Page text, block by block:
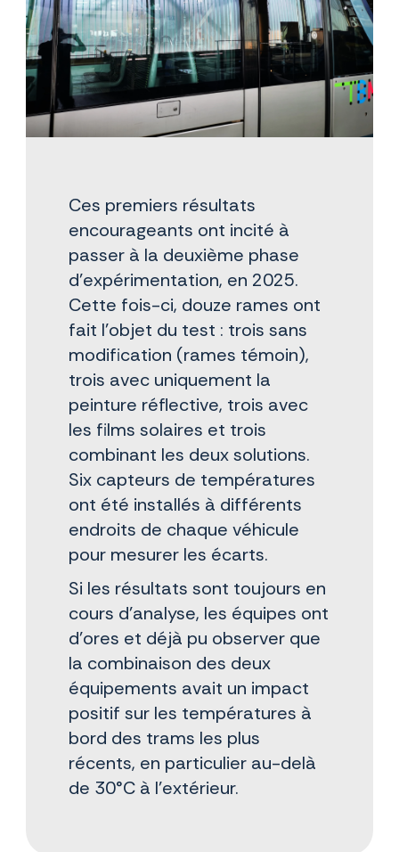
Ces premiers résultats
encourageants ont incité à
passer à la deuxième phase
d’expérimentation, en 2025.
Cette fois-ci, douze rames ont
fait l’objet du test : trois sans
modification (rames témoin),
trois avec uniquement la
peinture réflective, trois avec
les films solaires et trois
combinant les deux solutions.
Six capteurs de températures
ont été installés à différents
endroits de chaque véhicule
pour mesurer les écarts.
Si les résultats sont toujours en
cours d’analyse, les équipes ont
d’ores et déjà pu observer que
la combinaison des deux
équipements avait un impact
positif sur les températures à
bord des trams les plus
récents, en particulier au-delà
de 30°C à l’extérieur.